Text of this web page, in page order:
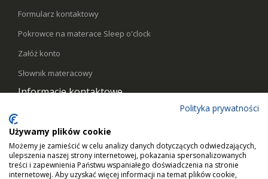
Formularz kontaktowy
Pokrowce na materace Sleep o'clock
Załóż konto
Słownik materacowy
Informacje kontaktowe
Email:kontakt@sleepoclock.pl
Godziny pracy:Pn - Pt / 10:00 - 17:00
Polityka prywatności
Używamy plików cookie
Możemy je zamieścić w celu analizy danych dotyczących odwiedzających,
ulepszenia naszej strony internetowej, pokazania spersonalizowanych
treści i zapewnienia Państwu wspaniałego doświadczenia na stronie
internetowej. Aby uzyskać więcej informacji na temat plików cookie,